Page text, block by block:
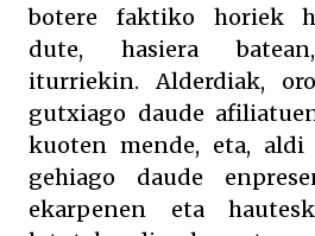
botere faktiko horiek
dute, hasiera
iturriekin. Alderdiak,
gutxiago daude
kuoten mende, eta, aldi
gehiago daude
ekarpenen eta